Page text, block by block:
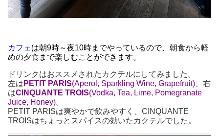
カフェ は朝9時～夜10時までやっているので、朝食から軽
めの夕食まで楽しむことができます。
ドリンクはおススメされたカクテルにしてみました。
左は PETIT PARIS(Aperol, Sparkling Wine, Grapefruit) 、右
はCINQUANTE TROIS(Vodka, Tea, Lime, Pomegranate
Juice, Honey)。
PETIT PARISは爽やかで飲みやすく、CINQUANTE
TROISはちょっとスパイスの効いたカクテルでした。